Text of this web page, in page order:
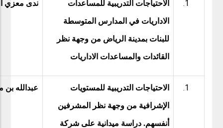
الاحتياجات التدريبية للمساعدات
الاداريات في المدارس المتوسطة
للبنات بمدينة الرياض من وجهة نظر
القائدات والمساعدات الاداريات
ندى معزي
الاحتياجات التدريبية للمستويات
الإشرافية من وجهة نظر المشرفين
أنفسهم. دراسة ميدانية على شركة
عبدالله بن